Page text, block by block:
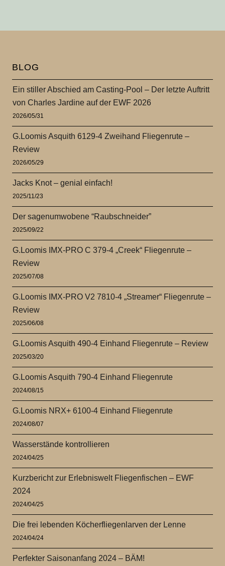
BLOG
Ein stiller Abschied am Casting-Pool – Der letzte Auftritt
von Charles Jardine auf der EWF 2026
2026/05/31
G.Loomis Asquith 6129-4 Zweihand Fliegenrute –
Review
2026/05/29
Jacks Knot – genial einfach!
2025/11/23
Der sagenumwobene “Raubschneider”
2025/09/22
G.Loomis IMX-PRO C 379-4 „Creek“ Fliegenrute –
Review
2025/07/08
G.Loomis IMX-PRO V2 7810-4 „Streamer“ Fliegenrute –
Review
2025/06/08
G.Loomis Asquith 490-4 Einhand Fliegenrute – Review
2025/03/20
G.Loomis Asquith 790-4 Einhand Fliegenrute
2024/08/15
G.Loomis NRX+ 6100-4 Einhand Fliegenrute
2024/08/07
Wasserstände kontrollieren
2024/04/25
Kurzbericht zur Erlebniswelt Fliegenfischen – EWF
2024
2024/04/25
Die frei lebenden Köcherfliegenlarven der Lenne
2024/04/24
Perfekter Saisonanfang 2024 – BÄM!